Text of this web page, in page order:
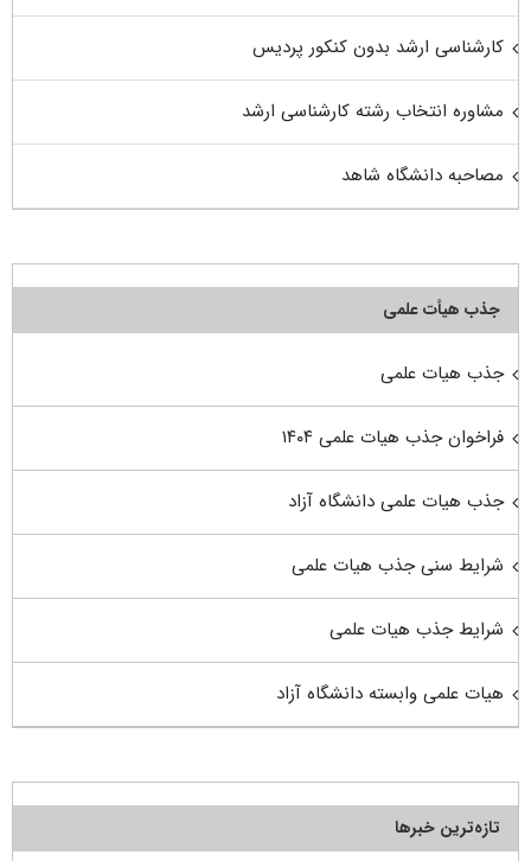
کارشناسی ارشد بدون کنکور پردیس
مشاوره انتخاب رشته کارشناسی ارشد
مصاحبه دانشگاه شاهد
جذب هیأت علمی
جذب هیات علمی
فراخوان جذب هیات علمی ۱۴۰۴
جذب هیات علمی دانشگاه آزاد
شرایط سنی جذب هیات علمی
شرایط جذب هیات علمی
هیات علمی وابسته دانشگاه آزاد
تازه‌ترین خبرها